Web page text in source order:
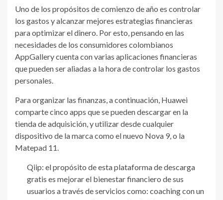
Uno de los propósitos de comienzo de año es controlar
los gastos y alcanzar mejores estrategias financieras
para optimizar el dinero. Por esto, pensando en las
necesidades de los consumidores colombianos
AppGallery cuenta con varias aplicaciones financieras
que pueden ser aliadas a la hora de controlar los gastos
personales.
Para organizar las finanzas, a continuación, Huawei
comparte cinco apps que se pueden descargar en la
tienda de adquisición, y utilizar desde cualquier
dispositivo de la marca como el nuevo Nova 9, o la
Matepad 11.
Qiip: el propósito de esta plataforma de descarga
gratis es mejorar el bienestar financiero de sus
usuarios a través de servicios como: coaching con un